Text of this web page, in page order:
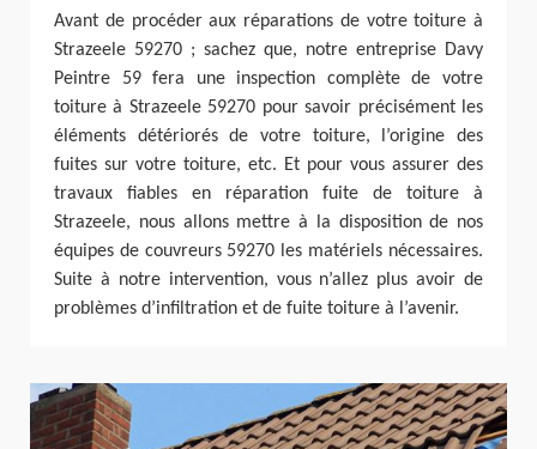
Avant de procéder aux réparations de votre toiture à
Strazeele 59270 ; sachez que, notre entreprise Davy
Peintre 59 fera une inspection complète de votre
toiture à Strazeele 59270 pour savoir précisément les
éléments détériorés de votre toiture, l’origine des
fuites sur votre toiture, etc. Et pour vous assurer des
travaux fiables en réparation fuite de toiture à
Strazeele, nous allons mettre à la disposition de nos
équipes de couvreurs 59270 les matériels nécessaires.
Suite à notre intervention, vous n’allez plus avoir de
problèmes d’infiltration et de fuite toiture à l’avenir.